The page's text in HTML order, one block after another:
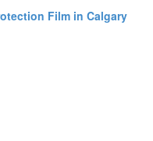
Film in Calgary